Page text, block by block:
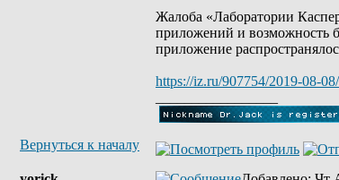
Жалоба «Лаборатории
приложений и возможность
приложение
https://iz.ru/907754/2019-08-
Вернуться к началу